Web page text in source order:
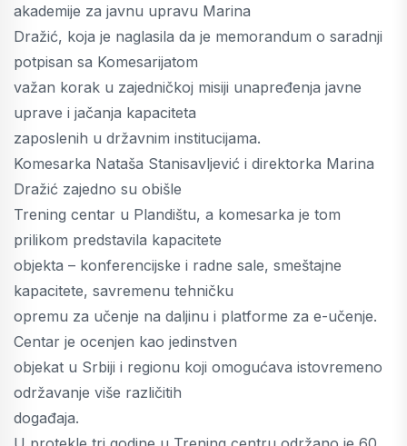
akademije za javnu upravu Marina
Dražić, koja je naglasila da je memorandum o saradnji
potpisan sa Komesarijatom
važan korak u zajedničkoj misiji unapređenja javne
uprave i jačanja kapaciteta
zaposlenih u državnim institucijama.
Komesarka Nataša Stanisavljević i direktorka Marina
Dražić zajedno su obišle
Trening centar u Plandištu, a komesarka je tom
prilikom predstavila kapacitete
objekta – konferencijske i radne sale, smeštajne
kapacitete, savremenu tehničku
opremu za učenje na daljinu i platforme za e-učenje.
Centar je ocenjen kao jedinstven
objekat u Srbiji i regionu koji omogućava istovremeno
održavanje više različitih
događaja.